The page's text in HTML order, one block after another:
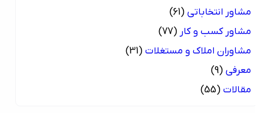
مشاور انتخاباتی (61)
مشاور کسب و کار (77)
مشاوران املاک و مستغلات (31)
معرفی (9)
مقالات (55)